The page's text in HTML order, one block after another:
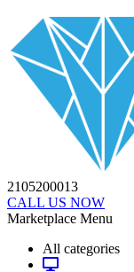
2105200013
CALL US NOW
Marketplace Menu
All categories